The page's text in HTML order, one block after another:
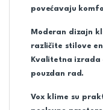
povećavaju
Moderan dizajn
različite stilove
Kvalitetna izrada
pouzdan rad.
Vox klime su